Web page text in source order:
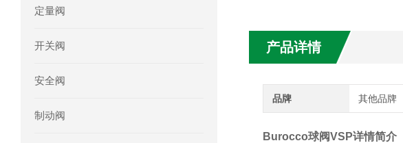
AC-MOTOREN电机FCPA 71B-2参数介绍
定量阀
开关阀
安全阀
制动阀
产品详情
品牌 其他品牌
Burocco球阀VSP详情简介